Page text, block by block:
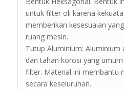
untuk filter oli karena
memberikan kesesuaian
ruang mesin.
Tutup Aluminium: Aluminium
dan tahan korosi yang
filter. Material ini membantu
secara keseluruhan.